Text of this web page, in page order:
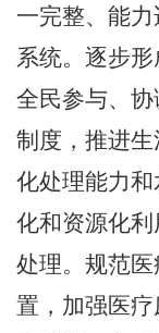
一完整、能
系统。逐步形
全民参与、
制度，推进
化处理能力
化和资源化
处理。规范
置，加强医